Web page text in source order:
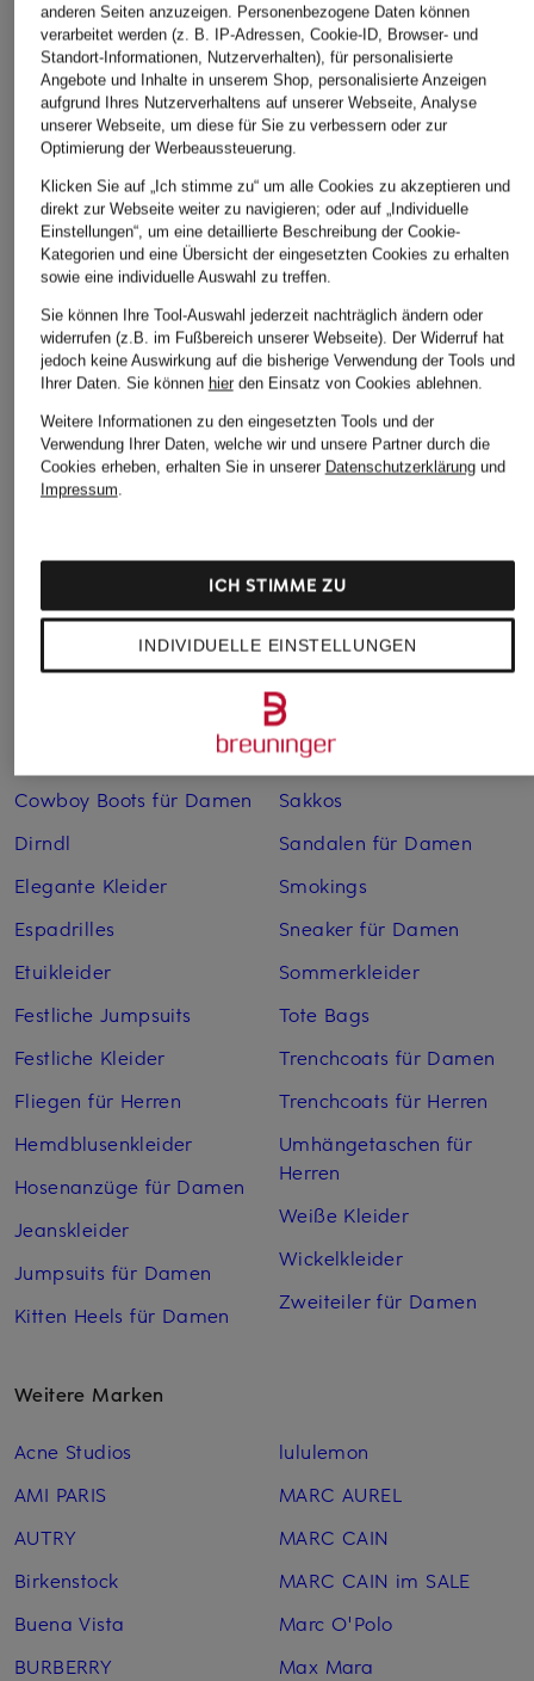
CAMBIO
Jeans-Culotte FELINA
CHF 119
RAFFAELLO ROSSI
Wide Leg Jeans
SENA
CHF 109
Ursprünglich:CHF 239
oui
Wide Leg Jeans
CHF 95
Weitere Kategorien
Abendkleider
Bademäntel für Herren
Bikinis für Damen
Boleros für Damen
Cowboy Boots für Damen
Dirndl
Elegante Kleider
Espadrilles
Etuikleider
Festliche Jumpsuits
Festliche Kleider
Fliegen für Herren
Hemdblusenkleider
Hosenanzüge für Damen
Jeanskleider
Jumpsuits für Damen
Kitten Heels für Damen
Lederjacken für Herren
Leinenhosen für Herren
Leinenkleider
Maxikleider
Regenmäntel für Damen
Sakkos
Sandalen für Damen
Smokings
Sneaker für Damen
Sommerkleider
Tote Bags
Trenchcoats für Damen
Trenchcoats für Herren
Umhängetaschen für
Herren
Weiße Kleider
Wickelkleider
Zweiteiler für Damen
Weitere Marken
Acne Studios
AMI PARIS
AUTRY
Birkenstock
Buena Vista
BURBERRY
lululemon
MARC AUREL
MARC CAIN
MARC CAIN im SALE
Marc O'Polo
Max Mara
anderen Seiten anzuzeigen. Personenbezogene Daten können
verarbeitet werden (z. B. IP-Adressen, Cookie-ID, Browser- und
Standort-Informationen, Nutzerverhalten), für personalisierte
Angebote und Inhalte in unserem Shop, personalisierte Anzeigen
aufgrund Ihres Nutzerverhaltens auf unserer Webseite, Analyse
unserer Webseite, um diese für Sie zu verbessern oder zur
Optimierung der Werbeaussteuerung.
Klicken Sie auf „Ich stimme zu“ um alle Cookies zu akzeptieren und
direkt zur Webseite weiter zu navigieren; oder auf „Individuelle
Einstellungen“, um eine detaillierte Beschreibung der Cookie-
Kategorien und eine Übersicht der eingesetzten Cookies zu erhalten
sowie eine individuelle Auswahl zu treffen.
Sie können Ihre Tool-Auswahl jederzeit nachträglich ändern oder
widerrufen (z.B. im Fußbereich unserer Webseite). Der Widerruf hat
jedoch keine Auswirkung auf die bisherige Verwendung der Tools und
Ihrer Daten. Sie können hierden Einsatz von Cookies ablehnen.
Weitere Informationen zu den eingesetzten Tools und der
Verwendung Ihrer Daten, welche wir und unsere Partner durch die
Cookies erheben, erhalten Sie in unserer Datenschutzerklärungund
Impressum.
INDIVIDUELLE EINSTELLUNGEN
ICH STIMME ZU